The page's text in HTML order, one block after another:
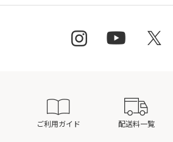
ご利用ガイド 配送料一覧